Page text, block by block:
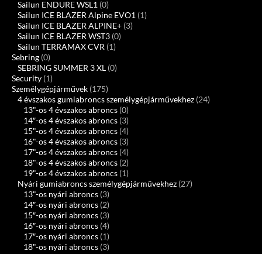
Sailun ENDURE WSL1 (0)
Sailun ICE BLAZER Alpine EVO1 (1)
Sailun ICE BLAZER ALPINE+ (3)
Sailun ICE BLAZER WST3 (0)
Sailun TERRAMAX CVR (1)
Sebring (0)
SEBRING SUMMER 3 XL (0)
Security (1)
Személygépjárművek (175)
4 évszakos gumiabroncs személygépjárművekhez (24)
13"-os 4 évszakos abroncs (0)
14″-os 4 évszakos abroncs (3)
15"-os 4 évszakos abroncs (4)
16"-os 4 évszakos abroncs (3)
17"-os 4 évszakos abroncs (4)
18"-os 4 évszakos abroncs (2)
19"-os 4 évszakos abroncs (1)
Nyári gumiabroncs személygépjárművekhez (27)
13"-os nyári abroncs (3)
14″-os nyári abroncs (2)
15″-os nyári abroncs (3)
16″-os nyári abroncs (4)
17″-os nyári abroncs (1)
18"-os nyári abroncs (3)